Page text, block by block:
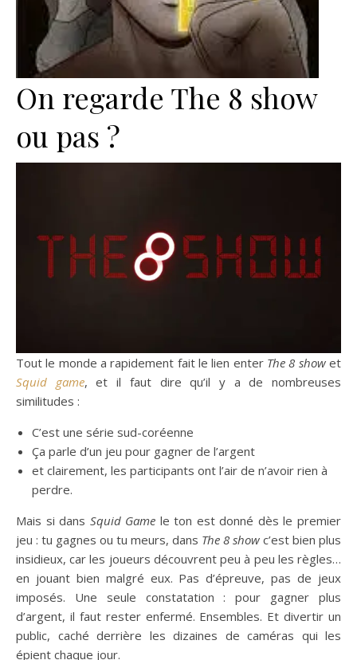
On regarde The 8 show
ou pas ?
Tout le monde a rapidement fait le lien enter The 8 show et
Squid game, et il faut dire qu’il y a de nombreuses
similitudes :
C’est une série sud-coréenne
Ça parle d’un jeu pour gagner de l’argent
et clairement, les participants ont l’air de n’avoir rien à
perdre.
Mais si dans Squid Game le ton est donné dès le premier
jeu : tu gagnes ou tu meurs, dans The 8 show c’est bien plus
insidieux, car les joueurs découvrent peu à peu les règles…
en jouant bien malgré eux. Pas d’épreuve, pas de jeux
imposés. Une seule constatation : pour gagner plus
d’argent, il faut rester enfermé. Ensembles. Et divertir un
public, caché derrière les dizaines de caméras qui les
épient chaque jour.